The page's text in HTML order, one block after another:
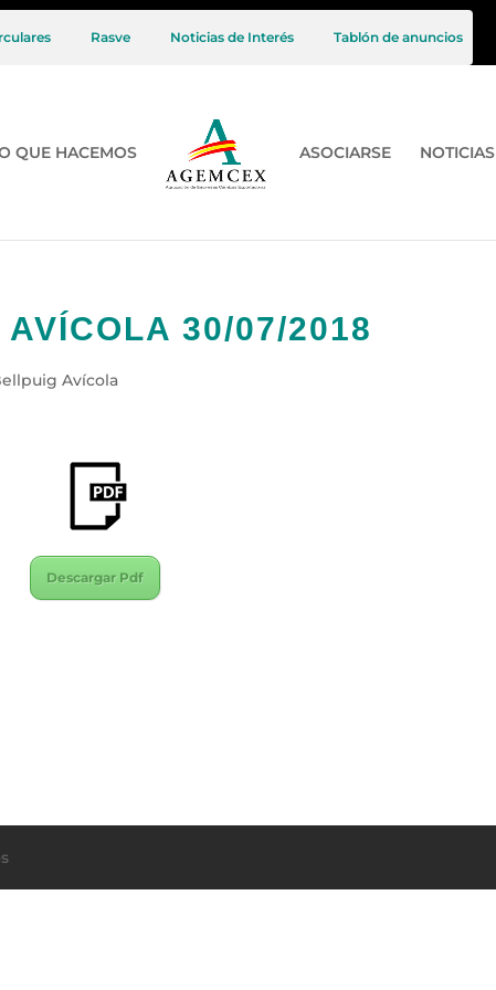
Rasve Noticias de Interés Tablón de anuncios
QUE HACEMOS ASOCIARSE NOTICIAS
30/07/2018
Avícola
Descargar Pdf